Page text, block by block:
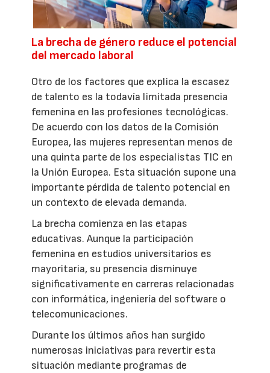
La brecha de género reduce el potencial
del mercado laboral
Otro de los factores que explica la escasez
de talento es la todavía limitada presencia
femenina en las profesiones tecnológicas.
De acuerdo con los datos de la Comisión
Europea, las mujeres representan menos de
una quinta parte de los especialistas TIC en
la Unión Europea. Esta situación supone una
importante pérdida de talento potencial en
un contexto de elevada demanda.
La brecha comienza en las etapas
educativas. Aunque la participación
femenina en estudios universitarios es
mayoritaria, su presencia disminuye
significativamente en carreras relacionadas
con informática, ingeniería del software o
telecomunicaciones.
Durante los últimos años han surgido
numerosas iniciativas para revertir esta
situación mediante programas de